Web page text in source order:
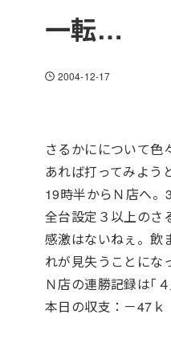
一転…
2004-12-17
さるかにについて色
あれば打ってみよう
19時半からＮ店へ。
全台設定３以上のさ
感激はないねぇ。飲
れが見失うことにな
Ｎ店の連勝記録は｢４
本日の収支：－47ｋ